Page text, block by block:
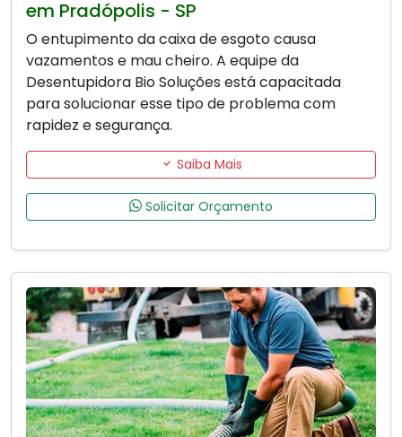
em Pradópolis - SP
O entupimento da caixa de esgoto causa
vazamentos e mau cheiro. A equipe da
Desentupidora Bio Soluções está capacitada
para solucionar esse tipo de problema com
rapidez e segurança.
Saiba Mais
Solicitar Orçamento